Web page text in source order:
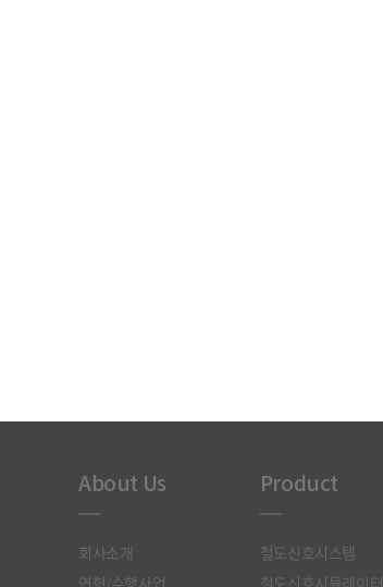
About Us
회사소개
연혁/수행사업
Product
철도신호시스템
철도신호시뮬레이터